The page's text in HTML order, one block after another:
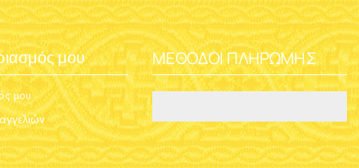
μου
μου
ΜΈΘΟΔΟΙ ΠΛΗΡΩΜΉΣ